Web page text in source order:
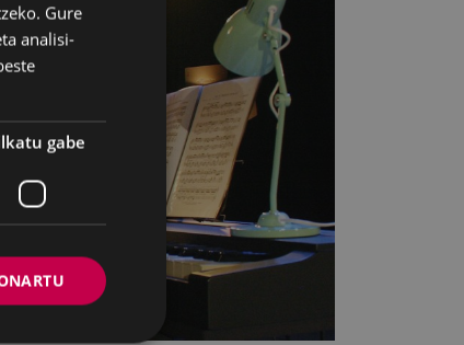
BASQUE
SPANISH
Gure
analisi-
gabe